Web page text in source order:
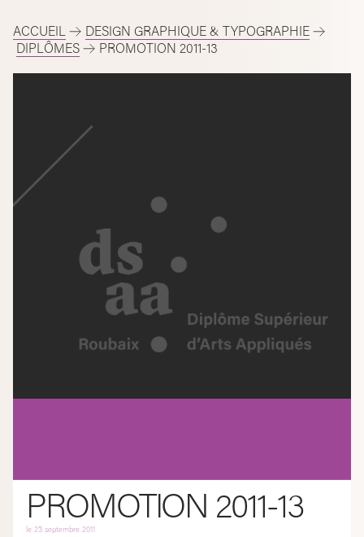
ACCUEIL
DESIGN GRAPHIQUE & TYPOGRAPHIE
DIPLÔMES
PROMOTION 2011-13
PROMOTION 2011-13
le 23 septembre 2011